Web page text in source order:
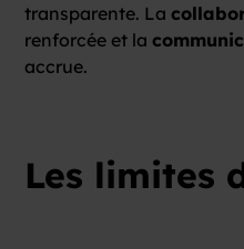
transparente. La
renforcée et la
accrue.
Les limites